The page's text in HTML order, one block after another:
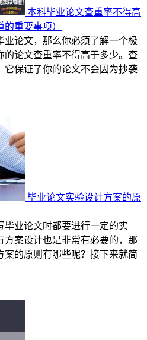
本科毕业论文查重率不得高
重要事项）
业论文，那么你必须了解一个极
的论文查重率不得高于多少。查
它保证了你的论文不会因为抄袭
毕业论文实验设计方案的原
毕业论文时都要进行一定的实
方案设计也是非常有必要的，那
案的原则有哪些呢？接下来就简